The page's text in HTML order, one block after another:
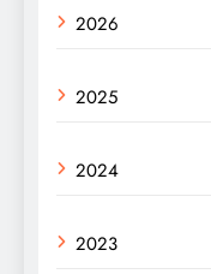
2026
2025
2024
2023